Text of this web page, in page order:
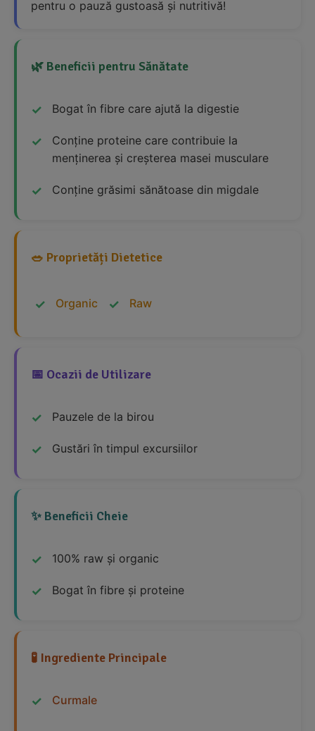
pentru o pauză gustoasă și nutritivă!
🌿 Beneficii pentru Sănătate
Bogat în fibre care ajută la digestie
Conține proteine care contribuie la
menținerea și creșterea masei musculare
Conține grăsimi sănătoase din migdale
🥗 Proprietăți Dietetice
Organic Raw
📅 Ocazii de Utilizare
Pauzele de la birou
Gustări în timpul excursiilor
✨ Beneficii Cheie
100% raw și organic
Bogat în fibre și proteine
🧪 Ingrediente Principale
Curmale